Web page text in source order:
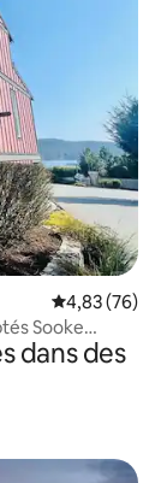
Évaluation
4,83 (76)
Sooke
dans des